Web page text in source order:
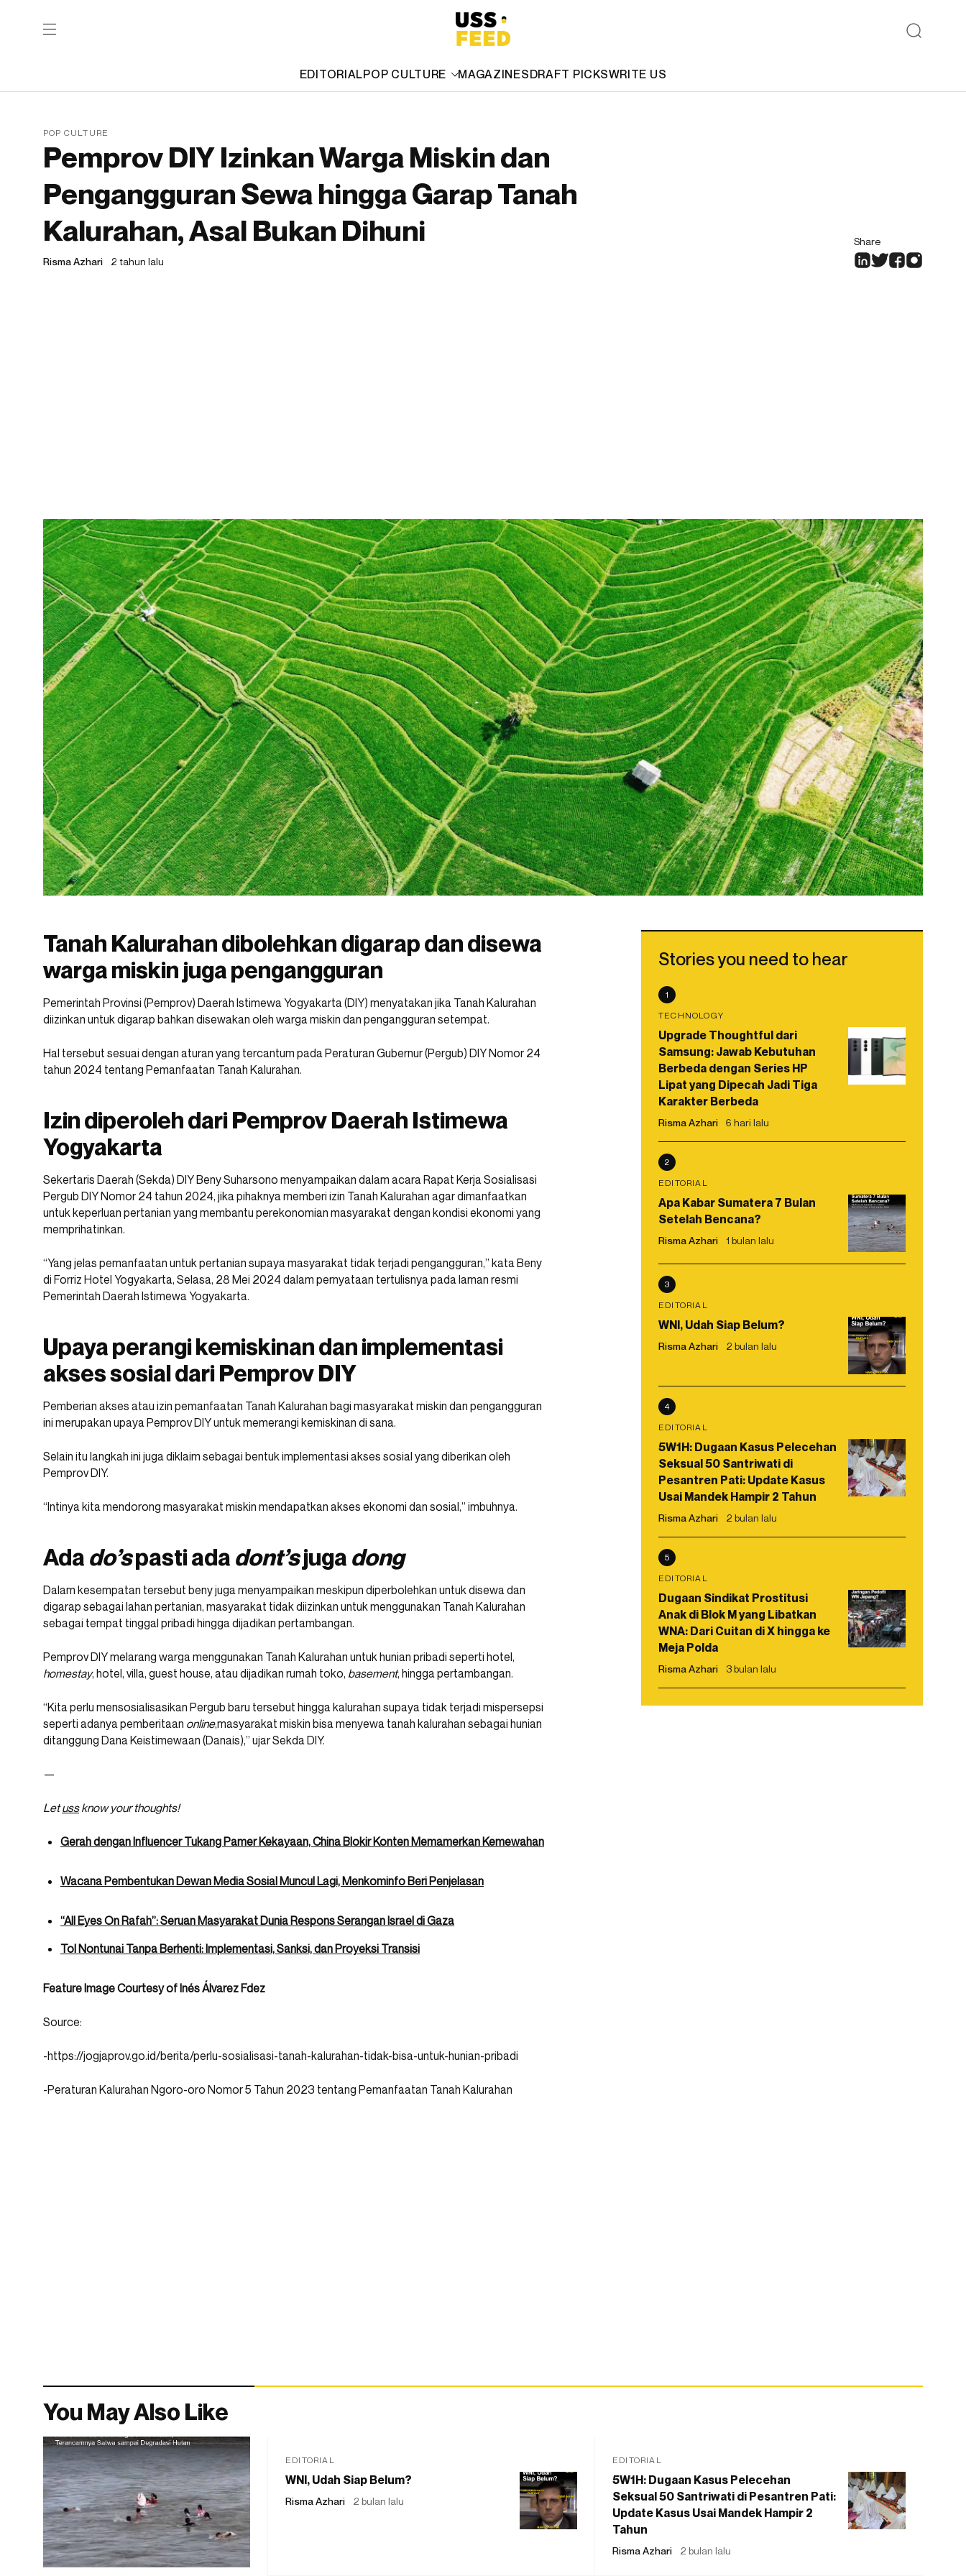
EDITORIALPOP CULTURE MAGAZINESDRAFT PICKSWRITE US
POP CULTURE
Pemprov DIY Izinkan Warga Miskin dan
Pengangguran Sewa hingga Garap Tanah
Kalurahan, Asal Bukan Dihuni
Risma Azhari 2 tahun lalu
Share
Tanah Kalurahan dibolehkan digarap dan disewa
warga miskin juga pengangguran
Pemerintah Provinsi (Pemprov) Daerah Istimewa Yogyakarta (DIY) menyatakan jika Tanah Kalurahan
diizinkan untuk digarap bahkan disewakan oleh warga miskin dan pengangguran setempat.
Hal tersebut sesuai dengan aturan yang tercantum pada Peraturan Gubernur (Pergub) DIY Nomor 24
tahun 2024 tentang Pemanfaatan Tanah Kalurahan.
Izin diperoleh dari Pemprov Daerah Istimewa
Yogyakarta
Sekertaris Daerah (Sekda) DIY Beny Suharsono menyampaikan dalam acara Rapat Kerja Sosialisasi
Pergub DIY Nomor 24 tahun 2024, jika pihaknya memberi izin Tanah Kalurahan agar dimanfaatkan
untuk keperluan pertanian yang membantu perekonomian masyarakat dengan kondisi ekonomi yang
memprihatinkan.
“Yang jelas pemanfaatan untuk pertanian supaya masyarakat tidak terjadi pengangguran,” kata Beny
di Forriz Hotel Yogyakarta, Selasa, 28 Mei 2024 dalam pernyataan tertulisnya pada laman resmi
Pemerintah Daerah Istimewa Yogyakarta.
Upaya perangi kemiskinan dan implementasi
akses sosial dari Pemprov DIY
Pemberian akses atau izin pemanfaatan Tanah Kalurahan bagi masyarakat miskin dan pengangguran
ini merupakan upaya Pemprov DIY untuk memerangi kemiskinan di sana.
Selain itu langkah ini juga diklaim sebagai bentuk implementasi akses sosial yang diberikan oleh
Pemprov DIY.
“Intinya kita mendorong masyarakat miskin mendapatkan akses ekonomi dan sosial,” imbuhnya.
Ada do’spasti ada dont’sjuga dong
Dalam kesempatan tersebut beny juga menyampaikan meskipun diperbolehkan untuk disewa dan
digarap sebagai lahan pertanian, masyarakat tidak diizinkan untuk menggunakan Tanah Kalurahan
sebagai tempat tinggal pribadi hingga dijadikan pertambangan.
Pemprov DIY melarang warga menggunakan Tanah Kalurahan untuk hunian pribadi seperti hotel,
homestay, hotel, villa, guest house, atau dijadikan rumah toko, basement, hingga pertambangan.
“Kita perlu mensosialisasikan Pergub baru tersebut hingga kalurahan supaya tidak terjadi mispersepsi
seperti adanya pemberitaan online,masyarakat miskin bisa menyewa tanah kalurahan sebagai hunian
ditanggung Dana Keistimewaan (Danais),” ujar Sekda DIY.
—
Letussknow your thoughts!
Gerah dengan Influencer Tukang Pamer Kekayaan, China Blokir Konten Memamerkan Kemewahan
Wacana Pembentukan Dewan Media Sosial Muncul Lagi, Menkominfo Beri Penjelasan
“All Eyes On Rafah”: Seruan Masyarakat Dunia Respons Serangan Israel di Gaza
Tol Nontunai Tanpa Berhenti: Implementasi, Sanksi, dan Proyeksi Transisi
Feature Image Courtesy of Inés Álvarez Fdez
Source:
-https://jogjaprov.go.id/berita/perlu-sosialisasi-tanah-kalurahan-tidak-bisa-untuk-hunian-pribadi
-Peraturan Kalurahan Ngoro-oro Nomor 5 Tahun 2023 tentang Pemanfaatan Tanah Kalurahan
Stories you need to hear
1
TECHNOLOGY
Upgrade Thoughtful dari
Samsung: Jawab Kebutuhan
Berbeda dengan Series HP
Lipat yang Dipecah Jadi Tiga
Karakter Berbeda
Risma Azhari 6 hari lalu
2
EDITORIAL
Apa Kabar Sumatera 7 Bulan
Setelah Bencana?
Risma Azhari 1 bulan lalu
3
EDITORIAL
WNI, Udah Siap Belum?
Risma Azhari 2 bulan lalu
4
EDITORIAL
5W1H: Dugaan Kasus Pelecehan
Seksual 50 Santriwati di
Pesantren Pati: Update Kasus
Usai Mandek Hampir 2 Tahun
Risma Azhari 2 bulan lalu
5
EDITORIAL
Dugaan Sindikat Prostitusi
Anak di Blok M yang Libatkan
WNA: Dari Cuitan di X hingga ke
Meja Polda
Risma Azhari 3 bulan lalu
You May Also Like
EDITORIAL
WNI, Udah Siap Belum?
Risma Azhari 2 bulan lalu
EDITORIAL
5W1H: Dugaan Kasus Pelecehan
Seksual 50 Santriwati di Pesantren Pati:
Update Kasus Usai Mandek Hampir 2
Tahun
Risma Azhari 2 bulan lalu